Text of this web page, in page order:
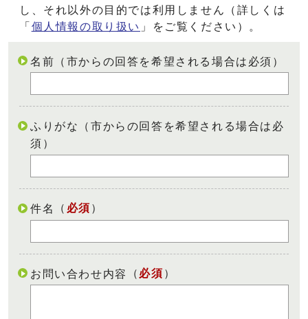
し、それ以外の目的では利用しません（詳しくは
「 個人情報の取り扱い 」をご覧ください）。
名前（市からの回答を希望される場合は必須）
ふりがな（市からの回答を希望される場合は必
須）
件名 （ 必須 ）
お問い合わせ内容 （ 必須 ）